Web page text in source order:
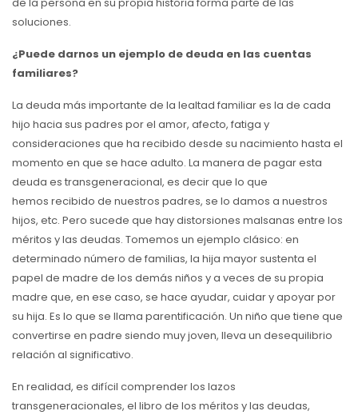
soluciones.
¿Puede darnos un ejemplo de deuda en las cuentas
familiares?
La deuda más importante de la lealtad familiar es la de cada
hijo hacia sus padres por el amor, afecto, fatiga y
consideraciones que ha recibido desde su nacimiento hasta el
momento en que se hace adulto. La manera de pagar esta
deuda es transgeneracional, es decir que lo que
hemos recibido de nuestros padres, se lo damos a nuestros
hijos, etc. Pero sucede que hay distorsiones malsanas entre los
méritos y las deudas. Tomemos un ejemplo clásico: en
determinado número de familias, la hija mayor sustenta el
papel de madre de los demás niños y a veces de su propia
madre que, en ese caso, se hace ayudar, cuidar y apoyar por
su hija. Es lo que se llama parentificación. Un niño que tiene que
convertirse en padre siendo muy joven, lleva un desequilibrio
relación al significativo.
En realidad, es difícil comprender los lazos
transgeneracionales, el libro de los méritos y las deudas,